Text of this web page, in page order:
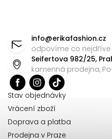
info@erikafashion.cz
odpovíme co nejdříve
Seifertova 982/25,
kamenná prodejna, Po-
Stav objednávky
Vrácení zboží
Doprava a platba
Prodejna v Praze